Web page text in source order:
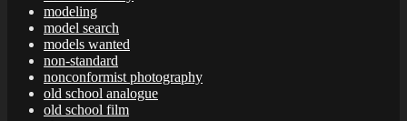
modeling
model search
models wanted
non-standard
nonconformist photography
old school analogue
old school film